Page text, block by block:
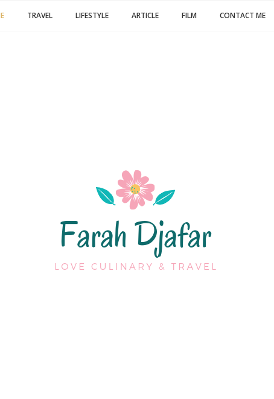
TRAVEL LIFESTYLE ARTICLE FILM CONTACT ME